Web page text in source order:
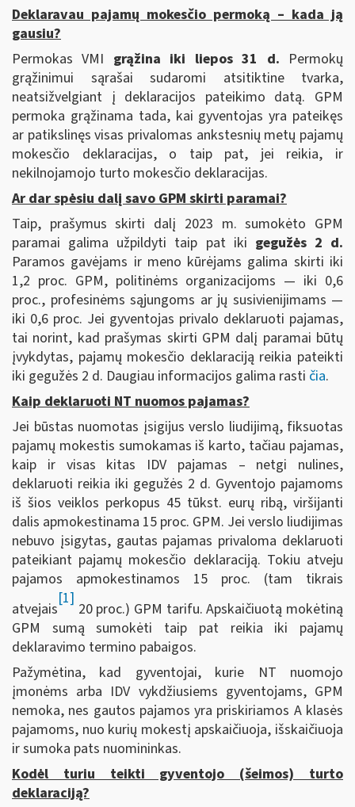
Deklaravau pajamų mokesčio permoką – kada ją
gausiu?
Permokas VMI grąžina iki liepos 31 d. Permokų
grąžinimui sąrašai sudaromi atsitiktine tvarka,
neatsižvelgiant į deklaracijos pateikimo datą. GPM
permoka grąžinama tada, kai gyventojas yra pateikęs
ar patikslinęs visas privalomas ankstesnių metų pajamų
mokesčio deklaracijas, o taip pat, jei reikia, ir
nekilnojamojo turto mokesčio deklaracijas.
Ar dar spėsiu dalį savo GPM skirti paramai?
Taip, prašymus skirti dalį 2023 m. sumokėto GPM
paramai galima užpildyti taip pat iki gegužės 2 d.
Paramos gavėjams ir meno kūrėjams galima skirti iki
1,2 proc. GPM, politinėms organizacijoms — iki 0,6
proc., profesinėms sąjungoms ar jų susivienijimams —
iki 0,6 proc. Jei gyventojas privalo deklaruoti pajamas,
tai norint, kad prašymas skirti GPM dalį paramai būtų
įvykdytas, pajamų mokesčio deklaraciją reikia pateikti
iki gegužės 2 d. Daugiau informacijos galima rasti čia.
Kaip deklaruoti NT nuomos pajamas?
Jei būstas nuomotas įsigijus verslo liudijimą, fiksuotas
pajamų mokestis sumokamas iš karto, tačiau pajamas,
kaip ir visas kitas IDV pajamas – netgi nulines,
deklaruoti reikia iki gegužės 2 d. Gyventojo pajamoms
iš šios veiklos perkopus 45 tūkst. eurų ribą, viršijanti
dalis apmokestinama 15 proc. GPM. Jei verslo liudijimas
nebuvo įsigytas, gautas pajamas privaloma deklaruoti
pateikiant pajamų mokesčio deklaraciją. Tokiu atveju
pajamos apmokestinamos 15 proc. (tam tikrais
atvejais
[1]
20 proc.) GPM tarifu. Apskaičiuotą mokėtiną
GPM sumą sumokėti taip pat reikia iki pajamų
deklaravimo termino pabaigos.
Pažymėtina, kad gyventojai, kurie NT nuomojo
įmonėms arba IDV vykdžiusiems gyventojams, GPM
nemoka, nes gautos pajamos yra priskiriamos A klasės
pajamoms, nuo kurių mokestį apskaičiuoja, išskaičiuoja
ir sumoka pats nuomininkas.
Kodėl turiu teikti gyventojo (šeimos) turto
deklaraciją?